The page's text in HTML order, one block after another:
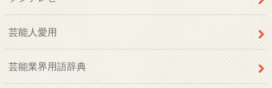
芸能人愛用
芸能業界用語辞典